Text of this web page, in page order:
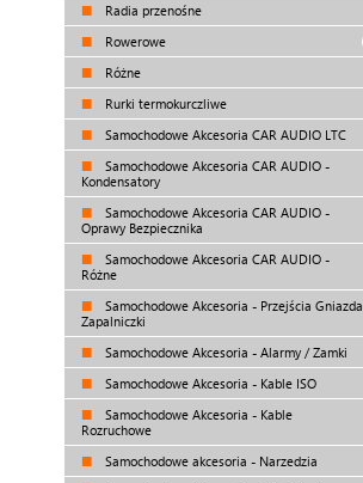
Radia przenośne
Rowerowe
Różne
Rurki termokurczliwe
Samochodowe Akcesoria CAR AUDIO LTC
Samochodowe Akcesoria CAR AUDIO -
Kondensatory
Samochodowe Akcesoria CAR AUDIO -
Oprawy Bezpiecznika
Samochodowe Akcesoria CAR AUDIO -
Różne
Samochodowe Akcesoria - Przejścia Gniazda
Zapalniczki
Samochodowe Akcesoria - Alarmy / Zamki
Samochodowe Akcesoria - Kable ISO
Samochodowe Akcesoria - Kable
Rozruchowe
Samochodowe akcesoria - Narzedzia